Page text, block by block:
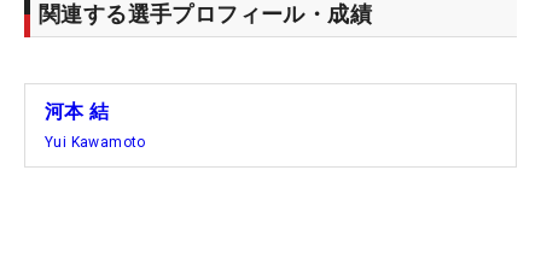
関連する選手プロフィール・成績
河本 結
Yui Kawamoto